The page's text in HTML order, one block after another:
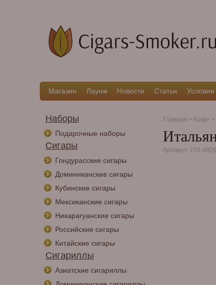
Магазин Лаунж Новости Статьи Условия
Наборы
Подарочные наборы
Сигары
Гондурасские сигары
Доминиканские сигары
Кубинские сигары
Мексиканские сигары
Никарагуанские сигары
Российские сигары
Китайские сигары
Сигариллы
Азиатские сигариллы
Главная > Кофе >
Артикул: 770-3926